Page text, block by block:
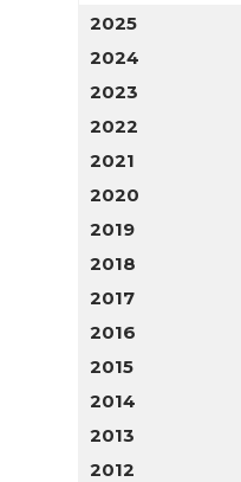
2025
2024
2023
2022
2021
2020
2019
2018
2017
2016
2015
2014
2013
2012